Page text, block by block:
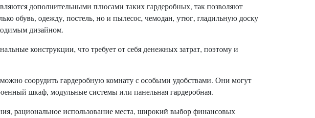
дополнительными плюсами таких гардеробных, так позволяют
обувь, одежду, постель, но и пылесос, чемодан, утюг, гладильную доску
дизайном.
конструкции, что требует от себя денежных затрат, поэтому и
соорудить гардеробную комнату с особыми удобствами. Они могут
шкаф, модульные системы или панельная гардеробная.
рациональное использование места, широкий выбор финансовых